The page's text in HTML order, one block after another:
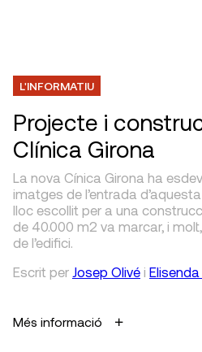
L'INFORMATIU
Projecte i
Clínica Girona
La nova Cínica Girona ha
imatges de l’entrada
lloc escollit per a una
de 40.000 m2 va marcar, i
de l’edifici.
Escrit per Josep Olivé i
Més informació